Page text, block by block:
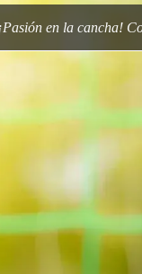
¡Pasión en la cancha!